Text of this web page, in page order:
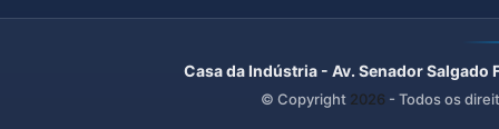
Casa da Indústria - Av. Senador
© Copyright 2026 - Todos os